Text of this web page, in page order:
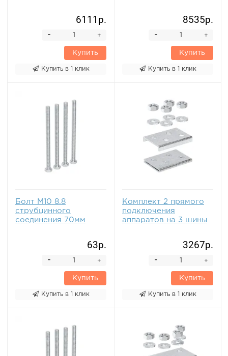
6111р.
+
-
Купить
Купить в 1 клик
8535р.
+
-
Купить
Купить в 1 клик
Болт М10 8.8
струбцинного
соединения 70мм
63р.
+
-
Купить
Купить в 1 клик
Комплект 2 прямого
подключения
аппаратов на 3 шины
3267р.
+
-
Купить
Купить в 1 клик